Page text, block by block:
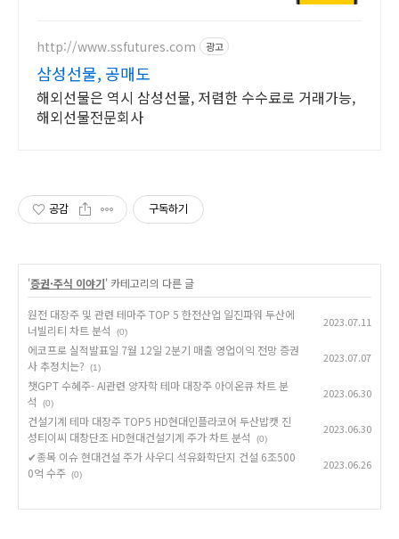
http://www.ssfutures.com 광고
삼성선물, 공매도
해외선물은 역시 삼성선물, 저렴한 수수료로 거래가능,
해외선물전문회사
공감 구독하기
'증권·주식 이야기' 카테고리의 다른 글
원전 대장주 및 관련 테마주 TOP 5 한전산업 일진파워 두산에
너빌리티 차트 분석
(0)
2023.07.11
에코프로 실적발표일 7월 12일 2분기 매출 영업이익 전망 증권
사 추정치는?
(1)
2023.07.07
챗GPT 수혜주- AI관련 양자학 테마 대장주 아이온큐 차트 분
석
(0)
2023.06.30
건설기계 테마 대장주 TOP5 HD현대인플라코어 두산밥캣 진
성티이씨 대창단조 HD현대건설기계 주가 차트 분석
(0)
2023.06.30
✔종목 이슈 현대건설 주가 사우디 석유화학단지 건설 6조500
0억 수주 (0)
2023.06.26